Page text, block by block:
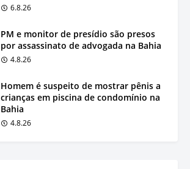
6.8.26
PM e monitor de presídio são presos
por assassinato de advogada na Bahia
4.8.26
Homem é suspeito de mostrar pênis a
crianças em piscina de condomínio na
Bahia
4.8.26